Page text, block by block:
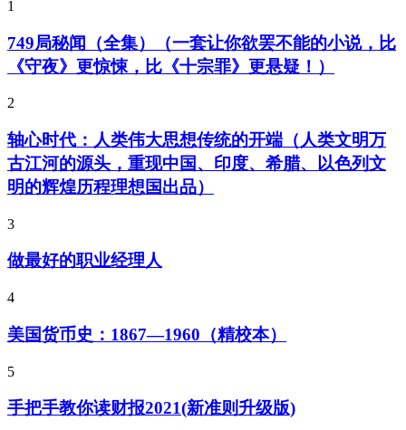
1
749局秘闻（全集）（一套让你欲罢不能的小说，比
《守夜》更惊悚，比《十宗罪》更悬疑！）
2
轴心时代：人类伟大思想传统的开端（人类文明万
古江河的源头，重现中国、印度、希腊、以色列文
明的辉煌历程理想国出品）
3
做最好的职业经理人
4
美国货币史：1867—1960（精校本）
5
手把手教你读财报2021(新准则升级版)